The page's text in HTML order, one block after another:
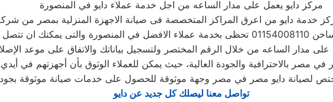
مركز دايو يعمل على مدار الساعه من اجل خدمة عملاء دايو في المنصورة
خدمة دايو من اعرق المراكز المتخصصة فى صيانة الاجهزة المنزلية بمصر من
بها فى اى وقت
على مدار الساعه من خلال الرقم المختصر ولتسجيل بياناتك والاتفاق على موعد
لصيانة دايو مصر في مصر وجهة موثوقة للحصول على خدمات صيانة موثوقة
تواصل معنا ليصلك كل جديد عن دايو